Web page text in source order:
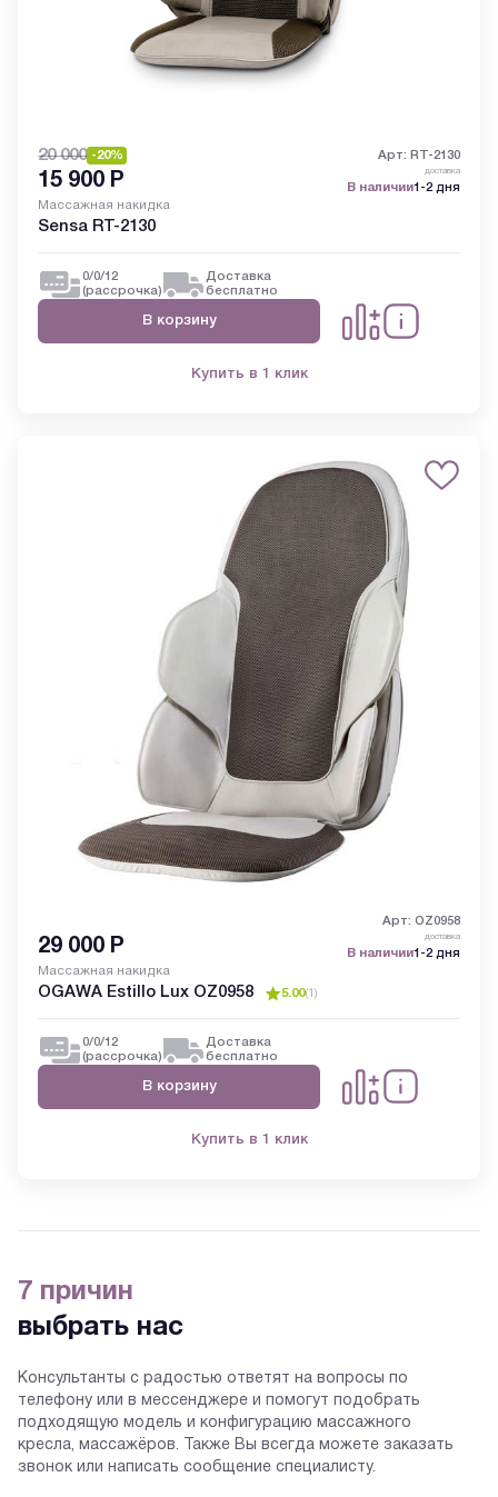
20 000 -20% Арт: RT-2130
15 900 Р доставка
В наличии1-2 дня
Массажная накидка
Sensa RT-2130
0/0/12
(рассрочка)
Доставка
бесплатно
В корзину
Купить в 1 клик
Арт: OZ0958
29 000 Р доставка
В наличии1-2 дня
Массажная накидка
OGAWA Estillo Lux OZ0958 5.00(1)
0/0/12
(рассрочка)
Доставка
бесплатно
В корзину
Купить в 1 клик
7 причин
выбрать нас
Консультанты с радостью ответят на вопросы по
телефону или в мессенджере и помогут подобрать
подходящую модель и конфигурацию массажного
кресла, массажёров. Также Вы всегда можете заказать
звонок или написать сообщение специалисту.